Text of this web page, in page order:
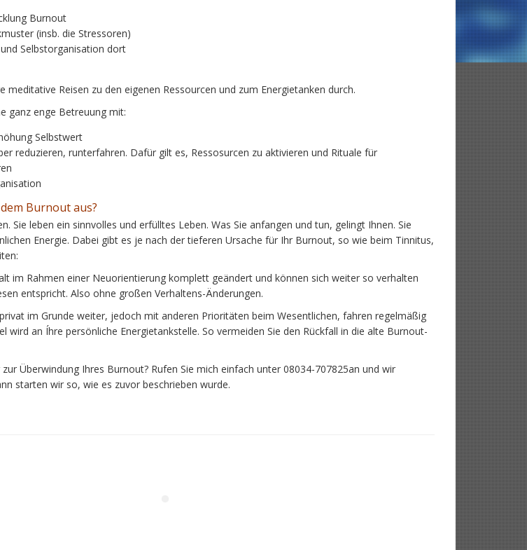
Burnout
(insb. die Stressoren)
Selbstorganisation dort
meditative Reisen zu den eigenen Ressourcen und zum Energietanken durch.
ganz enge Betreuung mit:
Selbstwert
reduzieren, runterfahren. Dafür gilt es, Ressosurcen zu aktivieren und Rituale für
Burnout aus?
Sie leben ein sinnvolles und erfülltes Leben. Was Sie anfangen und tun, gelingt Ihnen. Sie
Energie. Dabei gibt es je nach der tieferen Ursache für Ihr Burnout, so wie beim Tinnitus,
im Rahmen einer Neuorientierung komplett geändert und können sich weiter so verhalten
entspricht. Also ohne großen Verhaltens-Änderungen.
im Grunde weiter, jedoch mit anderen Prioritäten beim Wesentlichen, fahren regelmäßig
wird an Íhre persönliche Energietankstelle. So vermeiden Sie den Rückfall in die alte Burnout-
Überwindung Ihres Burnout? Rufen Sie mich einfach unter 08034-707825an und wir
starten wir so, wie es zuvor beschrieben wurde.